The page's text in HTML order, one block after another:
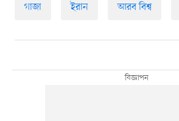
গাজা ইরান আরব বিশ্ব